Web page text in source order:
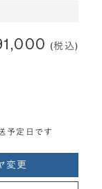
(税込)
予定日です
変更